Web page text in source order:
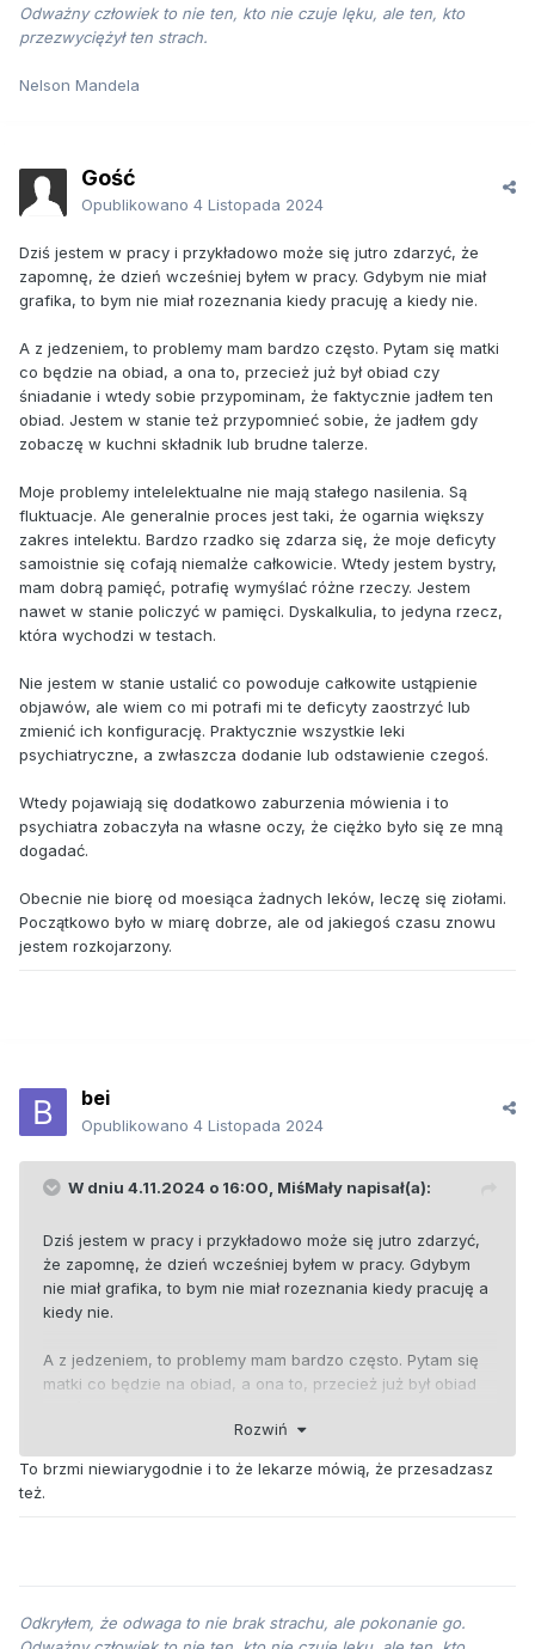
Odważny człowiek to nie ten, kto nie czuje lęku, ale ten, kto
przezwyciężył ten strach.
Nelson Mandela
Gość
Opublikowano 4 Listopada 2024
Dziś jestem w pracy i przykładowo może się jutro zdarzyć, że
zapomnę, że dzień wcześniej byłem w pracy. Gdybym nie miał
grafika, to bym nie miał rozeznania kiedy pracuję a kiedy nie.
A z jedzeniem, to problemy mam bardzo często. Pytam się matki
co będzie na obiad, a ona to, przecież już był obiad czy
śniadanie i wtedy sobie przypominam, że faktycznie jadłem ten
obiad. Jestem w stanie też przypomnieć sobie, że jadłem gdy
zobaczę w kuchni składnik lub brudne talerze.
Moje problemy intelelektualne nie mają stałego nasilenia. Są
fluktuacje. Ale generalnie proces jest taki, że ogarnia większy
zakres intelektu. Bardzo rzadko się zdarza się, że moje deficyty
samoistnie się cofają niemalże całkowicie. Wtedy jestem bystry,
mam dobrą pamięć, potrafię wymyślać różne rzeczy. Jestem
nawet w stanie policzyć w pamięci. Dyskalkulia, to jedyna rzecz,
która wychodzi w testach.
Nie jestem w stanie ustalić co powoduje całkowite ustąpienie
objawów, ale wiem co mi potrafi mi te deficyty zaostrzyć lub
zmienić ich konfigurację. Praktycznie wszystkie leki
psychiatryczne, a zwłaszcza dodanie lub odstawienie czegoś.
Wtedy pojawiają się dodatkowo zaburzenia mówienia i to
psychiatra zobaczyła na własne oczy, że ciężko było się ze mną
dogadać.
Obecnie nie biorę od moesiąca żadnych leków, leczę się ziołami.
Początkowo było w miarę dobrze, ale od jakiegoś czasu znowu
jestem rozkojarzony.
bei
Opublikowano 4 Listopada 2024
W dniu 4.11.2024 o 16:00, MiśMały napisał(a):
Dziś jestem w pracy i przykładowo może się jutro zdarzyć,
że zapomnę, że dzień wcześniej byłem w pracy. Gdybym
nie miał grafika, to bym nie miał rozeznania kiedy pracuję a
kiedy nie.
A z jedzeniem, to problemy mam bardzo często. Pytam się
matki co będzie na obiad, a ona to, przecież już był obiad
jadłem ten obiad. Jestem w stanie też przypomnieć sobie,
że jadłem gdy zobaczę w kuchni składnik lub brudne
talerze.
Rozwiń
To brzmi niewiarygodnie i to że lekarze mówią, że przesadzasz
też.
Odkryłem, że odwaga to nie brak strachu, ale pokonanie go.